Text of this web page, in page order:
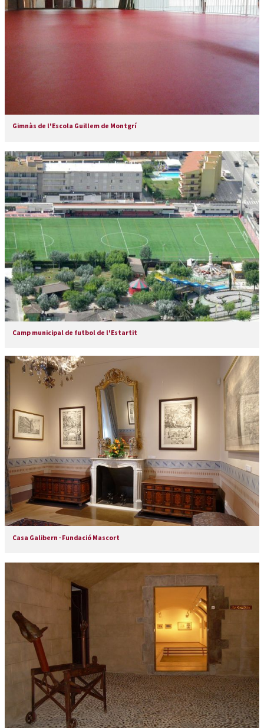
Gimnàs de l'Escola Guillem de Montgrí
Camp municipal de futbol de l'Estartit
Casa Galibern · Fundació Mascort